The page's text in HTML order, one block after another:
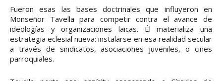
Fueron esas las bases doctrinales que influyeron en
Monseñor Tavella para competir contra el avance de
ideologías y organizaciones laicas. Él materializa una
estrategia eclesial nueva: instalarse en esa realidad secular
a través de sindicatos, asociaciones juveniles, o cines
parroquiales.